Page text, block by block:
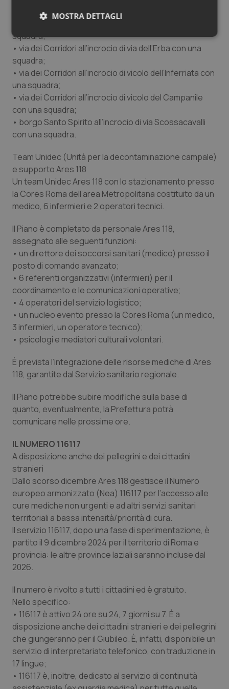
prefiltraggio) con una squadra;
• via dei Corridori all’incrocio di via Rusticucci con una
squadra;
• via dei Corridori all’incrocio di via dell’Erba con una
squadra;
• via dei Corridori all’incrocio di vicolo dell’Inferriata con
una squadra;
• via dei Corridori all’incrocio di vicolo del Campanile
con una squadra;
• borgo Santo Spirito all’incrocio di via Scossacavalli
con una squadra.
Team Unidec (Unità per la decontaminazione campale)
e supporto Ares 118
Un team Unidec Ares 118 con lo stazionamento presso
la Cores Roma dell’area Metropolitana costituito da un
medico, 6 infermieri e 2 operatori tecnici.
Il Piano è completato da personale Ares 118,
assegnato alle seguenti funzioni:
• un direttore dei soccorsi sanitari (medico) presso il
posto di comando avanzato;
• 6 referenti organizzativi (infermieri) per il
coordinamento e le comunicazioni operative;
• 4 operatori del servizio logistico;
• un nucleo evento presso la Cores Roma (un medico,
3 infermieri, un operatore tecnico);
• psicologi e mediatori culturali volontari.
È prevista l’integrazione delle risorse mediche di Ares
118, garantite dal Servizio sanitario regionale.
Il Piano potrebbe subire modifiche sulla base di
quanto, eventualmente, la Prefettura potrà
comunicare nelle prossime ore.
IL NUMERO 116117
A disposizione anche dei pellegrini e dei cittadini
stranieri
Dallo scorso dicembre Ares 118 gestisce il Numero
europeo armonizzato (Nea) 116117 per l’accesso alle
cure mediche non urgenti e ad altri servizi sanitari
territoriali a bassa intensità/priorità di cura.
Il servizio 116117, dopo una fase di sperimentazione, è
partito il 9 dicembre 2024 per il territorio di Roma e
provincia: le altre province laziali saranno incluse dal
2026.
Il numero è rivolto a tutti i cittadini ed è gratuito.
Nello specifico:
• 116117 è attivo 24 ore su 24, 7 giorni su 7. È a
disposizione anche dei cittadini stranieri e dei pellegrini
che giungeranno per il Giubileo. È, infatti, disponibile un
servizio di interpretariato telefonico, con traduzione in
17 lingue;
• 116117 è, inoltre, dedicato al servizio di continuità
MOSTRA DETTAGLI
Necessari Statistici Marketing
Necessari
I cookie necessari contribuiscono a rendere fruibile il
sito web abilitandone funzionalità di base quali la
protette del sito. Il sito web non è in grado di
funzionare correttamente senza questi cookie.
Nome
Fornitore Dominio
VISITOR_PRIVACY_METADATA
YouTube
5
CookieScriptConsent
CookieScript
www.quotidianosanita.it
tracking-enable
tracking-sites-ironfish-
session-id
www.quotidianosanita.it
_ga
.quotidianosanita.it